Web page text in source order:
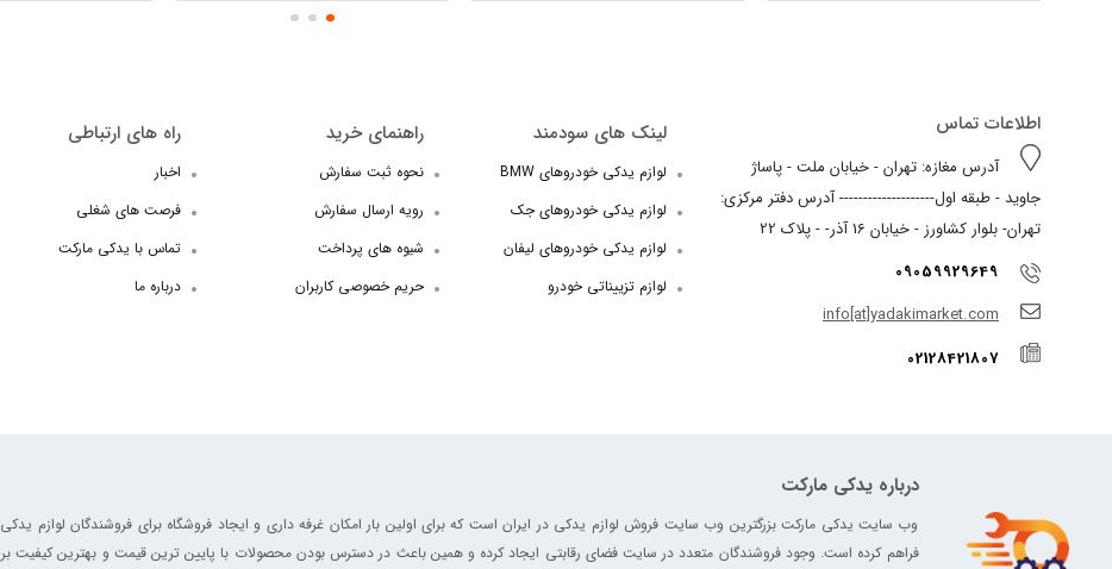
اطلاعات تماس
آدرس مغازه: تهران - خیابان ملت - پاساژ
جاوید - طبقه اول-------------------- آدرس دفتر مرکزی:
تهران- بلوار کشاورز - خیابان 16 آذر- - پلاک 22
09059929649
info[at]yadakimarket.com
02128421807
لینک های سودمند
لوازم یدکی خودروهای BMW
لوازم یدکی خودروهای جک
لوازم یدکی خودروهای لیفان
لوازم تزییناتی خودرو
راهنمای خرید
نحوه ثبت سفارش
رویه ارسال سفارش
شیوه های پرداخت
حریم خصوصی کاربران
راه های ارتباطی
اخبار
فرصت های شغلی
تماس با یدکی مارکت
درباره ما
درباره یدکی مارکت
وب سایت یدکی مارکت بزرگترین وب سایت فروش لوازم یدکی در ایران است که برای اولین بار امکان غرفه داری و ایجاد فروشگاه برای فروشندگان لوازم یدکی
فراهم کرده است. وجود فروشندگان متعدد در سایت فضای رقابتی ایجاد کرده و همین باعث در دسترس بودن محصولات با پایین ترین قیمت و بهترین کیفیت